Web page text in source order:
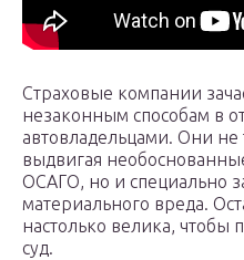
Страховые компании
незаконным способам в
автовладельцами. Они
выдвигая
ОСАГО, но и специально
материального вреда.
настолько велика, чтобы
суд.